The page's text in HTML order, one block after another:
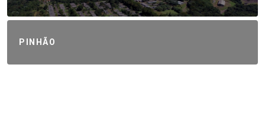
PINHÃO